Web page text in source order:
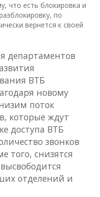
что есть блокировка и
по
вернется к своей
департаментов
ВТБ
новому
поток
которые ждут
доступа ВТБ
звонков
того, снизятся
отделений и